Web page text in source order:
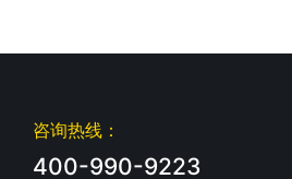
咨询热线：
400-990-9223